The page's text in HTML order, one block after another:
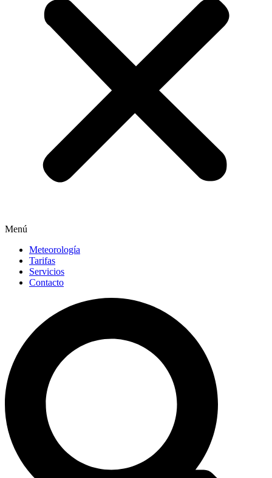
Menú
Meteorología
Tarifas
Servicios
Contacto